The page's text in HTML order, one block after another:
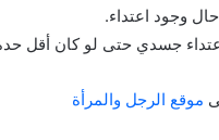
وجود اعتداء.
جسدي حتى لو كان أقل
موقع الرجل والمرأة